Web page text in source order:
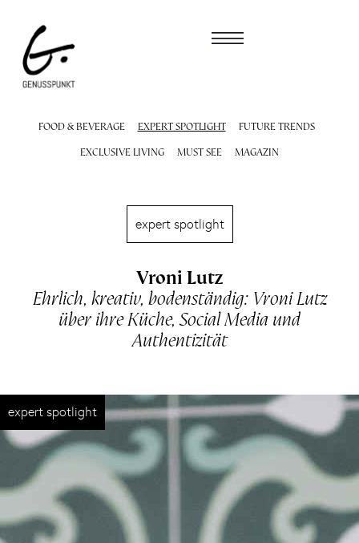
FOOD & BEVERAGE EXPERT SPOTLIGHT
FUTURE TRENDS
EXCLUSIVE LIVING
MUST SEE MAGAZIN
expert spotlight
expert spotlight
Vroni Lutz
Ehrlich, kreativ, bodenständig: Vroni Lutz
über ihre Küche, Social Media und
Authentizität